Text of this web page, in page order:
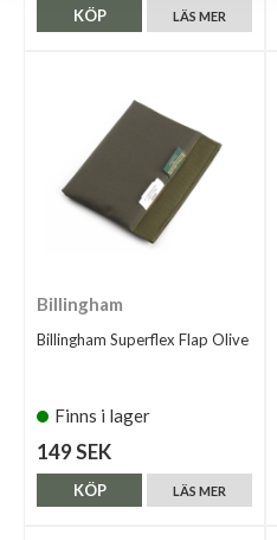
LÄS MER
KÖP
Billingham
Billingham Superflex Flap Olive
Finns i lager
149 SEK
LÄS MER
KÖP